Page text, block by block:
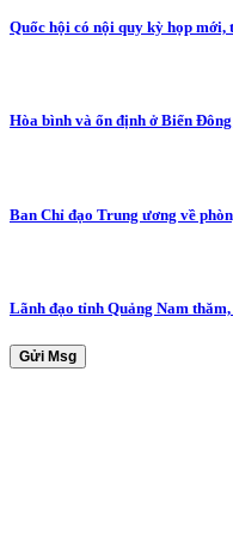
Quốc hội có nội quy kỳ họp mới,
Hòa bình và ổn định ở Biển
Ban Chỉ đạo Trung ương về
Lãnh đạo tỉnh Quảng Nam
Gửi Msg